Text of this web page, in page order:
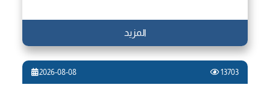
المزيد
13703
2026-08-08